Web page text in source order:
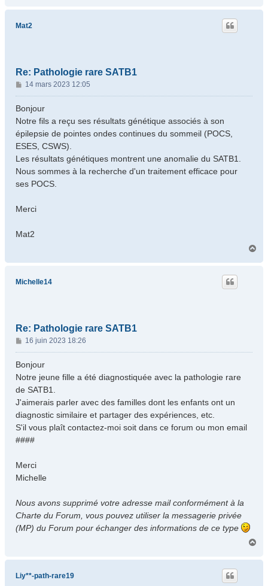
u
Mat2
Re: Pathologie rare SATB1
M
e
s
g
e
14 mars 2023 12:05
Bonjour
Notre fils a reçu ses résultats génétique associés à son
épilepsie de pointes ondes continues du sommeil (POCS,
ESES, CSWS).
Les résultats génétiques montrent une anomalie du SATB1.
Nous sommes à la recherche d'un traitement efficace pour
ses POCS.
Merci
Mat2
Michelle14
Re: Pathologie rare SATB1
M
e
s
g
e
16 juin 2023 18:26
Bonjour
Notre jeune fille a été diagnostiquée avec la pathologie rare
de SATB1.
J'aimerais parler avec des familles dont les enfants ont un
diagnostic similaire et partager des expériences, etc.
S'il vous plaît contactez-moi soit dans ce forum ou mon email
####
Merci
Michelle
Nous avons supprimé votre adresse mail conformément à la
Charte du Forum, vous pouvez utiliser la messagerie privée
(MP) du Forum pour échanger des informations de ce type
u
Liy**-path-rare19